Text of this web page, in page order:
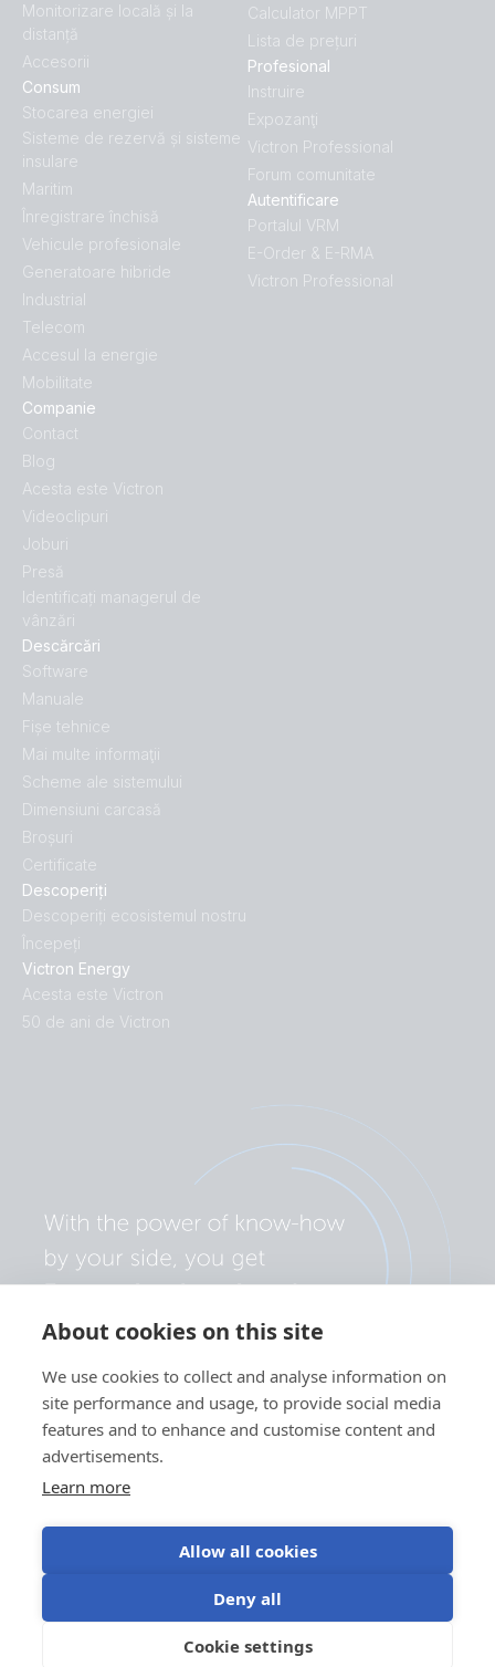
About cookies on this site
We use cookies to collect and analyse information on
site performance and usage, to provide social media
features and to enhance and customise content and
advertisements.
Learn more
Allow all cookies
Deny all
Cookie settings
Monitorizare locală și la
distanță
Accesorii
Descoperiți
Descoperiți ecosistemul nostru
Începeți
Victron Energy
Acesta este Victron
50 de ani de Victron
Descărcări
Software
Manuale
Fișe tehnice
Mai multe informaţii
Scheme ale sistemului
Dimensiuni carcasă
Broșuri
Certificate
Consum
Stocarea energiei
Sisteme de rezervă și sisteme
insulare
Maritim
Înregistrare închisă
Vehicule profesionale
Generatoare hibride
Industrial
Telecom
Accesul la energie
Mobilitate
Companie
Contact
Blog
Acesta este Victron
Videoclipuri
Joburi
Presă
Identificați managerul de
vânzări
Calculator MPPT
Lista de prețuri
Profesional
Instruire
Expozanţi
Victron Professional
Forum comunitate
Autentificare
Portalul VRM
E-Order & E-RMA
Victron Professional
Politica de confidențialitate
Utilizarea modulelor cookieTermeni de utilizare
©Victron Energy 2026